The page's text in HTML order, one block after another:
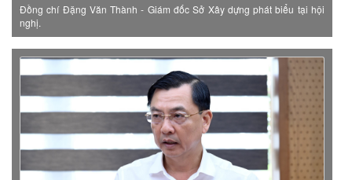
Đồng chí Đặng Văn Thành - Giám đốc Sở Xây dựng phát biểu tại hội
nghị.